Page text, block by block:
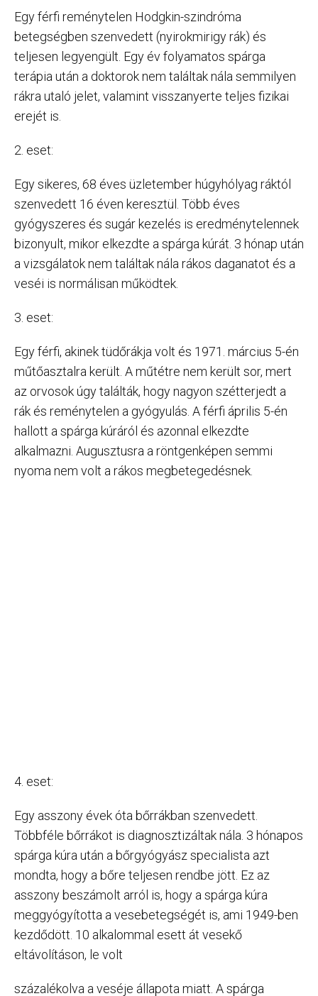
Egy férfi reménytelen Hodgkin-szindróma
betegségben szenvedett (nyirokmirigy rák) és
teljesen legyengült. Egy év folyamatos spárga
terápia után a doktorok nem találtak nála semmilyen
rákra utaló jelet, valamint visszanyerte teljes fizikai
erejét is.
2. eset:
Egy sikeres, 68 éves üzletember húgyhólyag ráktól
szenvedett 16 éven keresztül. Több éves
gyógyszeres és sugár kezelés is eredménytelennek
bizonyult, mikor elkezdte a spárga kúrát. 3 hónap után
a vizsgálatok nem találtak nála rákos daganatot és a
veséi is normálisan működtek.
3. eset:
Egy férfi, akinek tüdőrákja volt és 1971. március 5-én
műtőasztalra került. A műtétre nem került sor, mert
az orvosok úgy találták, hogy nagyon szétterjedt a
rák és reménytelen a gyógyulás. A férfi április 5-én
hallott a spárga kúráról és azonnal elkezdte
alkalmazni. Augusztusra a röntgenképen semmi
nyoma nem volt a rákos megbetegedésnek.
4. eset:
Egy asszony évek óta bőrrákban szenvedett.
Többféle bőrrákot is diagnosztizáltak nála. 3 hónapos
spárga kúra után a bőrgyógyász specialista azt
mondta, hogy a bőre teljesen rendbe jött. Ez az
asszony beszámolt arról is, hogy a spárga kúra
meggyógyította a vesebetegségét is, ami 1949-ben
kezdődött. 10 alkalommal esett át vesekő
eltávolításon, le volt
százalékolva a veséje állapota miatt. A spárga